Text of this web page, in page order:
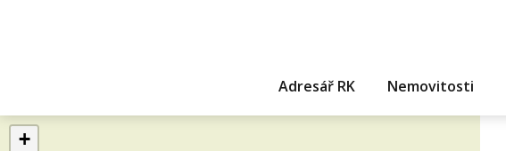
Adresář RK Nemovitosti
+